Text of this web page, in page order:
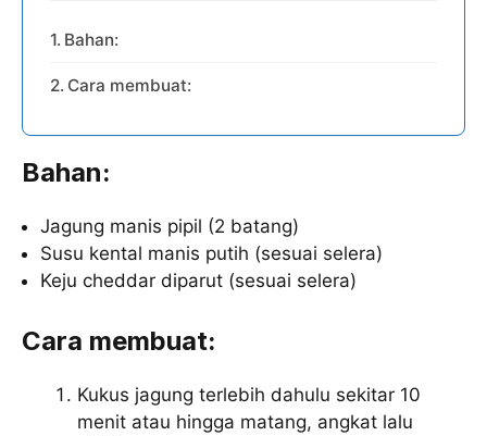
Bahan:
Cara membuat:
Bahan:
Jagung manis pipil (2 batang)
Susu kental manis putih (sesuai selera)
Keju cheddar diparut (sesuai selera)
Cara membuat:
Kukus jagung terlebih dahulu sekitar 10
menit atau hingga matang, angkat lalu